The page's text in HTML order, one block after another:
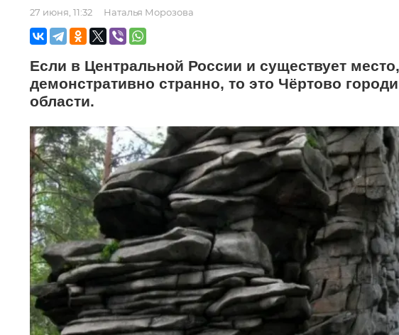
27 июня, 11:32 Наталья Морозова
Если в Центральной России и существует
демонстративно странно, то это Чёртово
области.